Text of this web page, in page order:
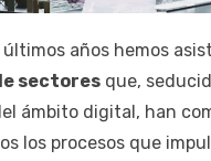
años hemos
sectores que,
ámbito digital, han
los procesos que